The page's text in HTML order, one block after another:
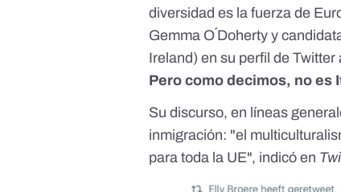
diversidad es la fuerza de
Gemma O´Doherty y
Ireland) en su perfil de
Pero como decimos, no es
Su discurso, en líneas
inmigración: "el
para toda la UE", indicó en